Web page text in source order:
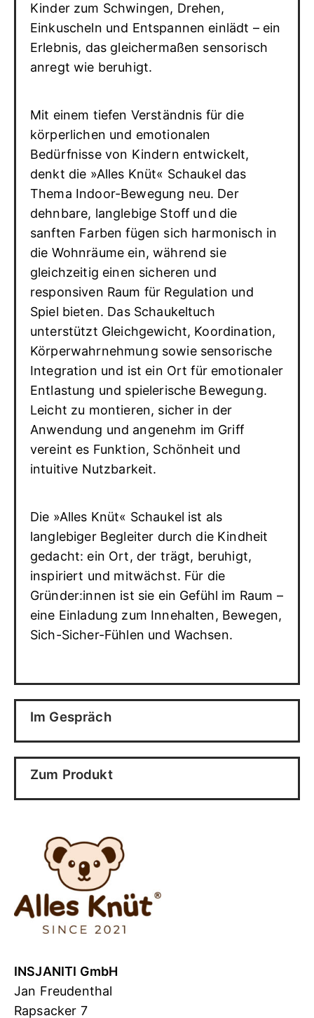
Kinder zum Schwingen, Drehen,
Einkuscheln und Entspannen einlädt – ein
Erlebnis, das gleichermaßen sensorisch
anregt wie beruhigt.
Mit einem tiefen Verständnis für die
körperlichen und emotionalen
Bedürfnisse von Kindern entwickelt,
denkt die »Alles Knüt« Schaukel das
Thema Indoor-Bewegung neu. Der
dehnbare, langlebige Stoff und die
sanften Farben fügen sich harmonisch in
die Wohnräume ein, während sie
gleichzeitig einen sicheren und
responsiven Raum für Regulation und
Spiel bieten. Das Schaukeltuch
unterstützt Gleichgewicht, Koordination,
Körperwahrnehmung sowie sensorische
Integration und ist ein Ort für emotionaler
Entlastung und spielerische Bewegung.
Leicht zu montieren, sicher in der
Anwendung und angenehm im Griff
vereint es Funktion, Schönheit und
intuitive Nutzbarkeit.
Die »Alles Knüt« Schaukel ist als
langlebiger Begleiter durch die Kindheit
gedacht: ein Ort, der trägt, beruhigt,
inspiriert und mitwächst. Für die
Gründer:innen ist sie ein Gefühl im Raum –
eine Einladung zum Innehalten, Bewegen,
Sich-Sicher-Fühlen und Wachsen.
Im Gespräch
Zum Produkt
INSJANITI GmbH
Jan Freudenthal
Rapsacker 7